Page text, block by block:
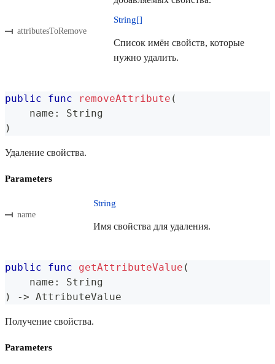
attributesToRemove
String[]
Список имён свойств, которые
нужно удалить.
public func removeAttribute (
    name
:
String
)
Удаление свойства.
Parameters
name
String
Имя свойства для удаления.
public func getAttributeValue (
    name
:
String
)
-> AttributeValue
Получение свойства.
Parameters